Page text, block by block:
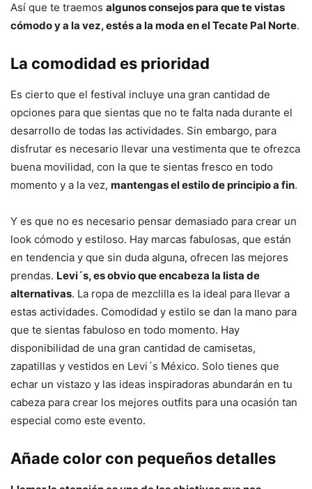
Así que te traemos algunos consejos para que te vistas
cómodo y a la vez, estés a la moda en el Tecate Pal Norte.
La comodidad es prioridad
Es cierto que el festival incluye una gran cantidad de
opciones para que sientas que no te falta nada durante el
desarrollo de todas las actividades. Sin embargo, para
disfrutar es necesario llevar una vestimenta que te ofrezca
buena movilidad, con la que te sientas fresco en todo
momento y a la vez, mantengas el estilo de principio a fin.
Y es que no es necesario pensar demasiado para crear un
look cómodo y estiloso. Hay marcas fabulosas, que están
en tendencia y que sin duda alguna, ofrecen las mejores
prendas. Levi´s, es obvio que encabeza la lista de
alternativas. La ropa de mezclilla es la ideal para llevar a
estas actividades. Comodidad y estilo se dan la mano para
que te sientas fabuloso en todo momento. Hay
disponibilidad de una gran cantidad de camisetas,
zapatillas y vestidos en Levi´s México. Solo tienes que
echar un vistazo y las ideas inspiradoras abundarán en tu
cabeza para crear los mejores outfits para una ocasión tan
especial como este evento.
Añade color con pequeños detalles